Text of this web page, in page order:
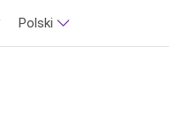
Polski